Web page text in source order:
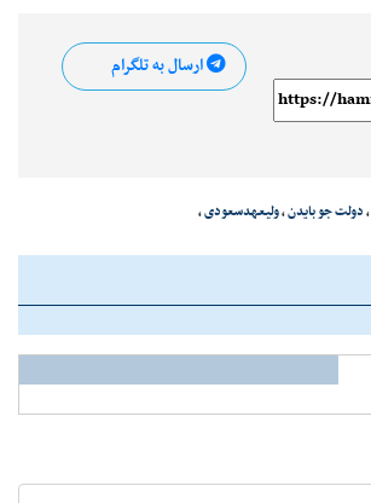
ارسال به تلگرام
،دولت جو بایدن،ولیعهدسعودی،